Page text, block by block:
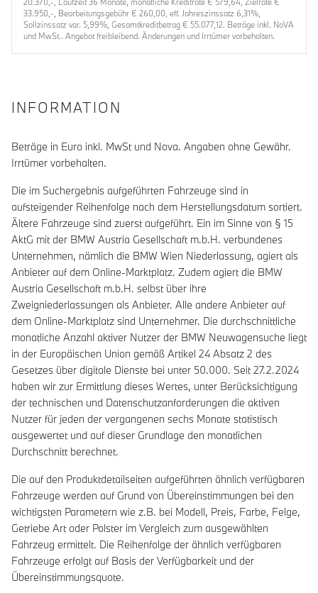
33.950,-, Bearbeitungsgebühr € 260,00, eff. Jahreszinssatz 6,31%,
Sollzinssatz var. 5,99%, Gesamtkreditbetrag € 55.077,12. Beträge inkl. NoVA
und MwSt.. Angebot freibleibend. Änderungen und Irrtümer vorbehalten.
INFORMATION
Beträge in Euro inkl. MwSt und Nova. Angaben ohne Gewähr.
Irrtümer vorbehalten.
Die im Suchergebnis aufgeführten Fahrzeuge sind in
aufsteigender Reihenfolge nach dem Herstellungsdatum sortiert.
Ältere Fahrzeuge sind zuerst aufgeführt. Ein im Sinne von § 15
AktG mit der BMW Austria Gesellschaft m.b.H. verbundenes
Unternehmen, nämlich die BMW Wien Niederlassung, agiert als
Anbieter auf dem Online-Marktplatz. Zudem agiert die BMW
Austria Gesellschaft m.b.H. selbst über ihre
Zweigniederlassungen als Anbieter. Alle andere Anbieter auf
dem Online-Marktplatz sind Unternehmer. Die durchschnittliche
monatliche Anzahl aktiver Nutzer der BMW Neuwagensuche liegt
in der Europäischen Union gemäß Artikel 24 Absatz 2 des
Gesetzes über digitale Dienste bei unter 50.000. Seit 27.2.2024
haben wir zur Ermittlung dieses Wertes, unter Berücksichtigung
der technischen und Datenschutzanforderungen die aktiven
Nutzer für jeden der vergangenen sechs Monate statistisch
ausgewertet und auf dieser Grundlage den monatlichen
Durchschnitt berechnet.
Die auf den Produktdetailseiten aufgeführten ähnlich verfügbaren
Fahrzeuge werden auf Grund von Übereinstimmungen bei den
wichtigsten Parametern wie z.B. bei Modell, Preis, Farbe, Felge,
Getriebe Art oder Polster im Vergleich zum ausgewählten
Fahrzeug ermittelt. Die Reihenfolge der ähnlich verfügbaren
Fahrzeuge erfolgt auf Basis der Verfügbarkeit und der
Übereinstimmungsquote.